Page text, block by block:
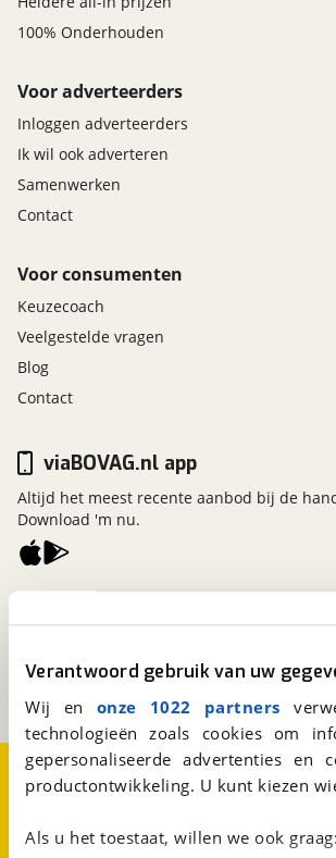
Verantwoord gebruik van uw
Wij en onze 1022 partners
technologieën zoals cookies om
gepersonaliseerde advertenties
productontwikkeling. U kunt kiezen
Als u het toestaat, willen we ook graag:
100% Onderhouden
Voor adverteerders
Inloggen adverteerders
Ik wil ook adverteren
Samenwerken
Contact
Voor consumenten
Keuzecoach
Veelgestelde vragen
Blog
Contact
Een initiatief van
viaBOVAG.nl app
Altijd het meest recente aanbod bij de
Download 'm nu.
Over viaBOVAG.nlDisclaimer- en
CookievoorkeurenVacatures